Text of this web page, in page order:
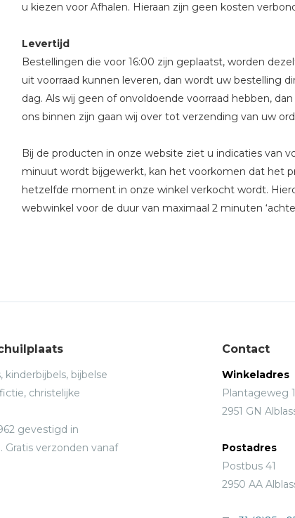
u kiezen voor Afhalen. Hieraan zijn geen kosten
Levertijd
Bestellingen die voor 16:00 zijn geplaatst, worden
uit voorraad kunnen leveren, dan wordt uw bestelling
dag. Als wij geen of onvoldoende voorraad hebben,
ons binnen zijn gaan wij over tot verzending van uw
Bij de producten in onze website ziet u indicaties van
minuut wordt bijgewerkt, kan het voorkomen dat het
hetzelfde moment in onze winkel verkocht wordt.
webwinkel voor de duur van maximaal 2 minuten
bijbelse
christelijke
gevestigd in
Gratis verzonden vanaf
Contact
Winkeladres
Plantageweg
2951 GN
Postadres
Postbus 41
2950 AA